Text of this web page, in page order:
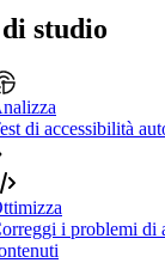
studio
di accessibilità
i problemi di